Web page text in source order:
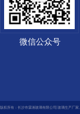
微信公众号
版权所有：长沙市霖湘玻璃有限公司|玻璃生产厂